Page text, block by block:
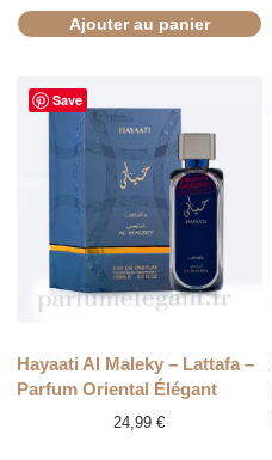
Ajouter au panier
Save
Hayaati Al Maleky – Lattafa –
Parfum Oriental Élégant
24,99€